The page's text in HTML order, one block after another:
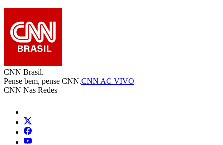
CNN Brasil.
Pense bem, pense CNN.CNN AO VIVO
CNN Nas Redes